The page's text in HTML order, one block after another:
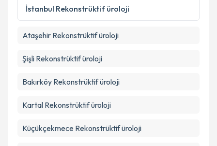
Metni
'ni okudum ve kişisel verilerimin belirtilen
kapsamda işlenmesini kabul ediyorum.
İstanbul Rekonstrüktif üroloji
Ataşehir Rekonstrüktif üroloji
Şişli Rekonstrüktif üroloji
Bakırköy Rekonstrüktif üroloji
Kartal Rekonstrüktif üroloji
Küçükçekmece Rekonstrüktif üroloji